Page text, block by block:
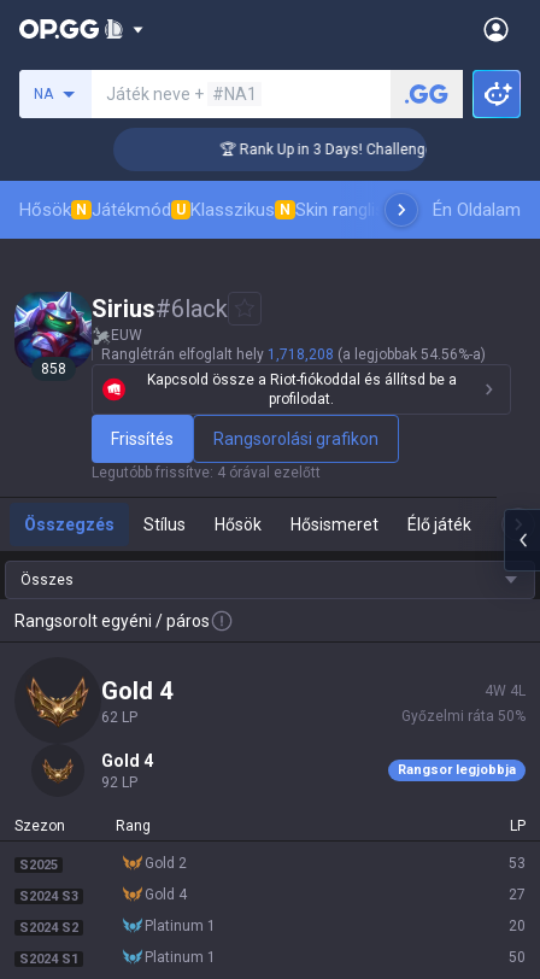
NA Játék neve + #NA1
🏆 Rank Up in 3 Days! Challenger Coaching
Hősök N Játékmód U Klasszikus N Skin ranglistaVezetőlistákPro
Én Oldalam
858
Sirius#6lack
EUW
Ranglétrán elfoglalt hely 1,718,208 (a legjobbak 54.56%-a)
Kapcsold össze a Riot-fiókoddal és állítsd be a
profilodat.
Frissítés Rangsorolási grafikon
Legutóbb frissítve: 4 órával ezelőtt
Összegzés Stílus Hősök Hősismeret Élő játék
Összes
Rangsorolt egyéni / páros
gold 4
62 LP
4W 4L
Győzelmi ráta 50%
gold 4
92 LP
Rangsor legjobbja
Szezon Rang LP
S2025 gold 2 53
S2024 S3 gold 4 27
S2024 S2 platinum 1 20
S2024 S1 platinum 1 50